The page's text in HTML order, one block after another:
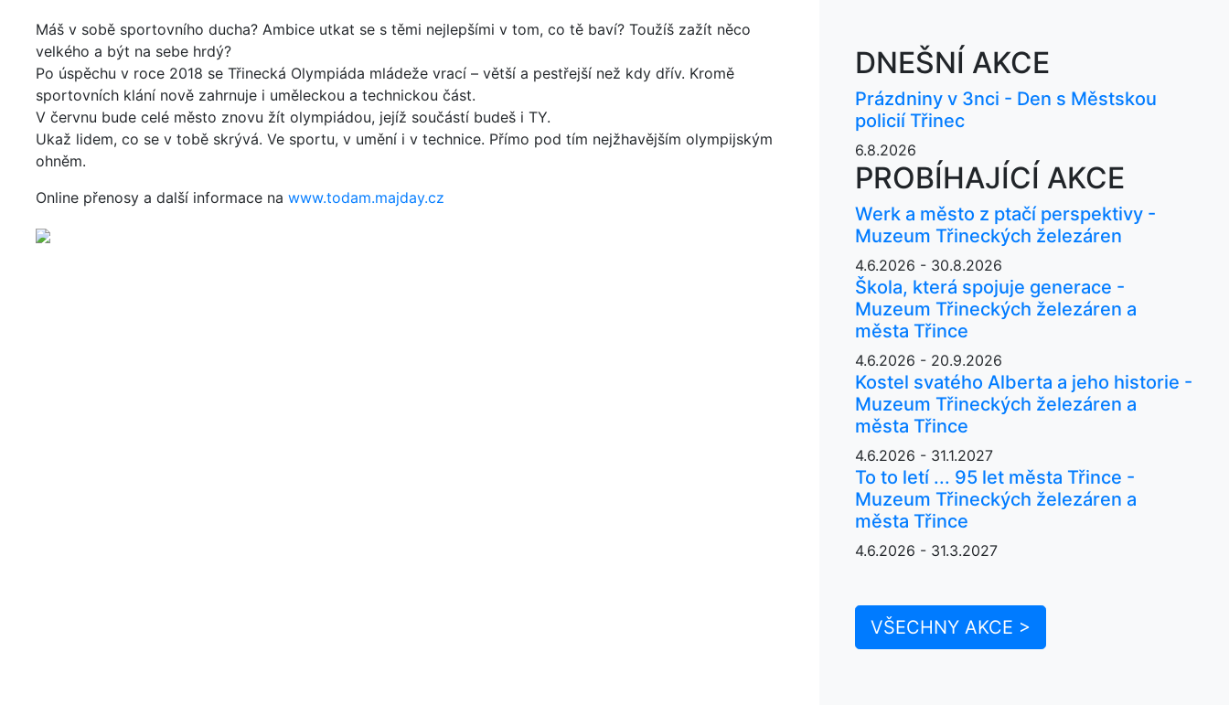
Máš v sobě sportovního ducha? Ambice utkat se s těmi nejlepšími v tom, co tě baví? Toužíš zažít něco
velkého a být na sebe hrdý?
Po úspěchu v roce 2018 se Třinecká Olympiáda mládeže vrací – větší a pestřejší než kdy dřív. Kromě
sportovních klání nově zahrnuje i uměleckou a technickou část.
V červnu bude celé město znovu žít olympiádou, jejíž součástí budeš i TY.
Ukaž lidem, co se v tobě skrývá. Ve sportu, v umění i v technice. Přímo pod tím nejžhavějším olympijským
ohněm.
Online přenosy a další informace na www.todam.majday.cz
DNEŠNÍ AKCE
Prázdniny v 3nci - Den s Městskou
policií Třinec
6.8.2026
PROBÍHAJÍCÍ AKCE
Werk a město z ptačí perspektivy -
Muzeum Třineckých železáren
4.6.2026 - 30.8.2026
Škola, která spojuje generace -
Muzeum Třineckých železáren a
města Třince
4.6.2026 - 20.9.2026
Kostel svatého Alberta a jeho historie -
Muzeum Třineckých železáren a
města Třince
4.6.2026 - 31.1.2027
To to letí ... 95 let města Třince -
Muzeum Třineckých železáren a
města Třince
4.6.2026 - 31.3.2027
VŠECHNY AKCE >